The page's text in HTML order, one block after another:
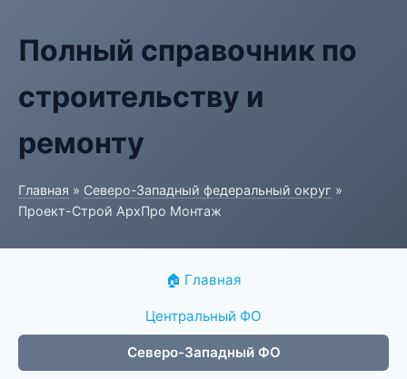
Полный справочник по
строительству и
ремонту
Главная » Северо-Западный федеральный округ »
Проект-Строй АрхПро Монтаж
🏠 Главная
Центральный ФО
Северо-Западный ФО